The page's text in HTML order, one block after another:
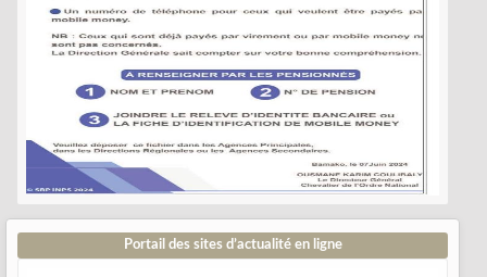
Portail des sites d’actualité en ligne